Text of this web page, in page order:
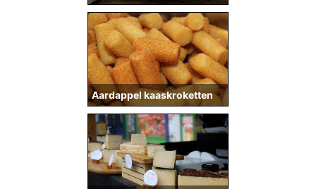
Aardappel kaaskroketten